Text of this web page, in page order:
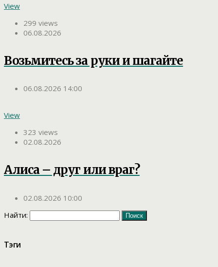
View
299 views
06.08.2026
Возьмитесь за руки и шагайте
06.08.2026 14:00
View
323 views
02.08.2026
Алиса – друг или враг?
02.08.2026 10:00
Найти:
Тэги